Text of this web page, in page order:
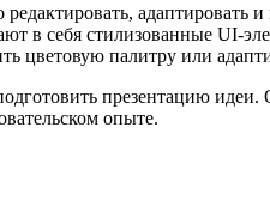
адаптировать
в себя стилизованные UI-
цветовую палитру или
презентацию
опыте.